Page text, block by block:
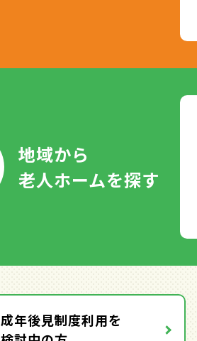
地域から
老人ホームを探す
成年後見制度利用を